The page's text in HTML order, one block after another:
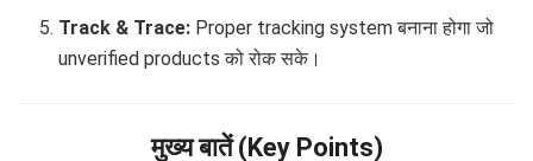
Track & Trace: Proper tracking system बनाना होगा जो
unverified products को रोक सके।
मुख्य बातें (Key Points)